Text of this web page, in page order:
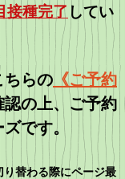
接種完了 してい
ちらの 《ご予約
認の上、 ご予約
です。
替わる際にページ最